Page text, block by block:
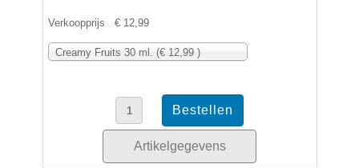
Verkoopprijs € 12,99
Creamy Fruits 30 ml. (€ 12,99 )
Artikelgegevens